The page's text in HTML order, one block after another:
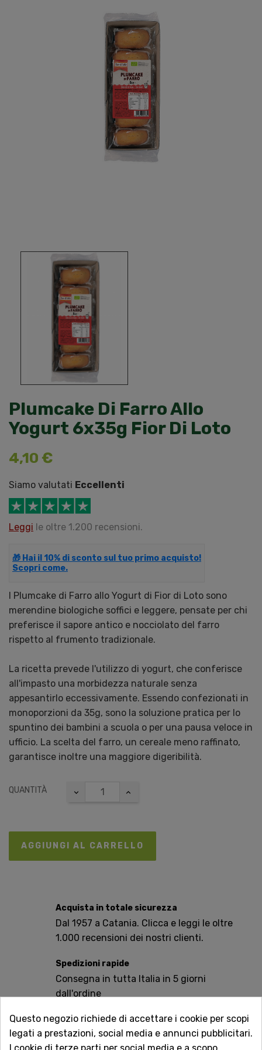
Plumcake Di Farro Allo
Yogurt 6x35g Fior Di Loto
4,10 €
Siamo valutati Eccellenti
Leggi le oltre 1.200 recensioni.
🎁 Hai il 10% di sconto sul tuo primo acquisto!
Scopri come.
I Plumcake di Farro allo Yogurt di Fior di Loto sono
merendine biologiche soffici e leggere, pensate per chi
preferisce il sapore antico e nocciolato del farro
rispetto al frumento tradizionale.
La ricetta prevede l'utilizzo di yogurt, che conferisce
all'impasto una morbidezza naturale senza
appesantirlo eccessivamente. Essendo confezionati in
monoporzioni da 35g, sono la soluzione pratica per lo
spuntino dei bambini a scuola o per una pausa veloce in
ufficio. La scelta del farro, un cereale meno raffinato,
garantisce inoltre una maggiore digeribilità.
QUANTITÀ
AGGIUNGI AL CARRELLO
Acquista in totale sicurezza
Dal 1957 a Catania. Clicca e leggi le oltre
1.000 recensioni dei nostri clienti.
Spedizioni rapide
Consegna in tutta Italia in 5 giorni
dall'ordine
Servizio Clienti sempre con te
Contattaci online oppure chiama per
Questo negozio richiede di accettare i cookie per scopi
legati a prestazioni, social media e annunci pubblicitari.
I cookie di terze parti per social media e a scopo